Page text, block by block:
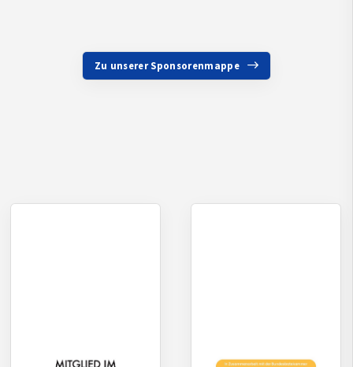
Zu unserer Sponsorenmappe